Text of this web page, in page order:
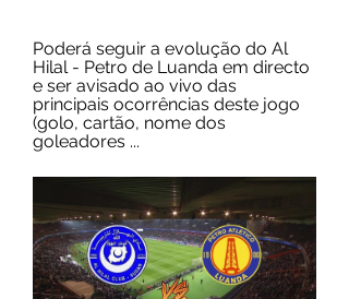
Poderá seguir a evolução do Al
Hilal - Petro de Luanda em directo
e ser avisado ao vivo das
principais ocorrências deste jogo
(golo, cartão, nome dos
goleadores ...